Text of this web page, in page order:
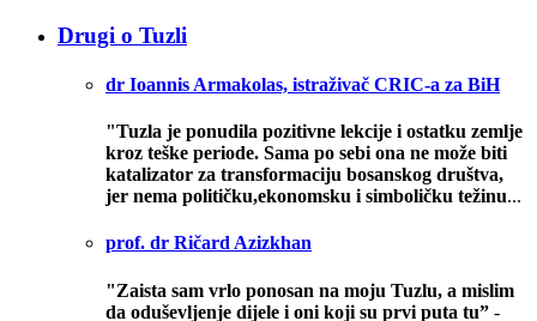
Drugi o Tuzli
dr Ioannis Armakolas, istraživač CRIC-a za BiH
"Tuzla je ponudila pozitivne lekcije i ostatku zemlje
kroz teške periode. Sama po sebi ona ne može biti
katalizator za transformaciju bosanskog društva,
jer nema političku,ekonomsku i simboličku težinu...
prof. dr Ričard Azizkhan
"Zaista sam vrlo ponosan na moju Tuzlu, a mislim
da oduševljenje dijele i oni koji su prvi puta tu” -